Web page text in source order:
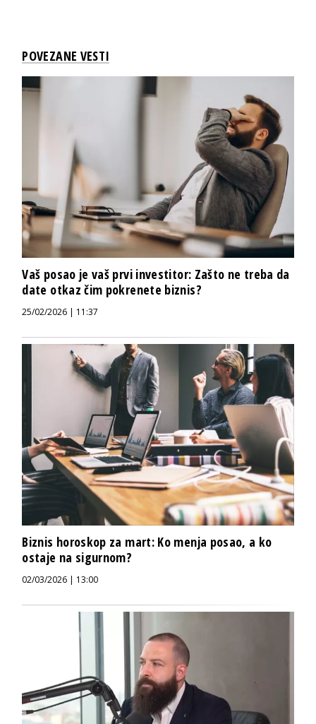
POVEZANE VESTI
Vaš posao je vaš prvi investitor: Zašto ne treba da
date otkaz čim pokrenete biznis?
25/02/2026 | 11:37
Biznis horoskop za mart: Ko menja posao, a ko
ostaje na sigurnom?
02/03/2026 | 13:00